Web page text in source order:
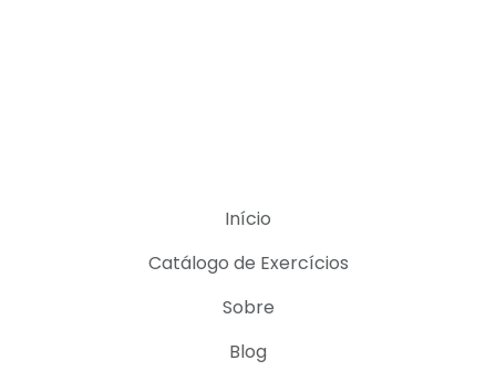
Início
Catálogo de Exercícios
Sobre
Blog